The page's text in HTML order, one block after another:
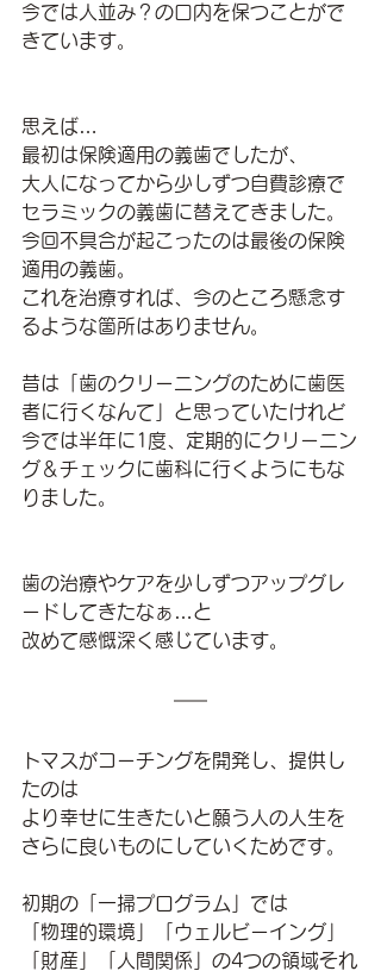
今では人並み？の口内を保つことがで
きています。
思えば…
最初は保険適用の義歯でしたが、
大人になってから少しずつ自費診療で
セラミックの義歯に替えてきました。
今回不具合が起こったのは最後の保険
適用の義歯。
これを治療すれば、今のところ懸念す
るような箇所はありません。
昔は「歯のクリーニングのために歯医
者に行くなんて」と思っていたけれど
今では半年に1度、定期的にクリーニン
グ＆チェックに歯科に行くようにもな
りました。
歯の治療やケアを少しずつアップグレ
ードしてきたなぁ…と
改めて感慨深く感じています。
トマスがコーチングを開発し、提供し
たのは
より幸せに生きたいと願う人の人生を
さらに良いものにしていくためです。
初期の「一掃プログラム」では
「物理的環境」「ウェルビーイング」
「財産」「人間関係」の4つの領域それ